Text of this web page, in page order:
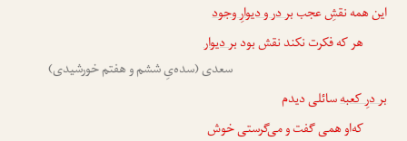
این همه نقشِ عجببر در و دیوارِ وجود
هر که فکرت نکند نقش بودبر دیوار
سعدی (سده‌یِ ششم و هفتم خورشیدی)
بر درِ کعبهسائلی دیدم
که‌او همی گفت و می‌گرستی خوش